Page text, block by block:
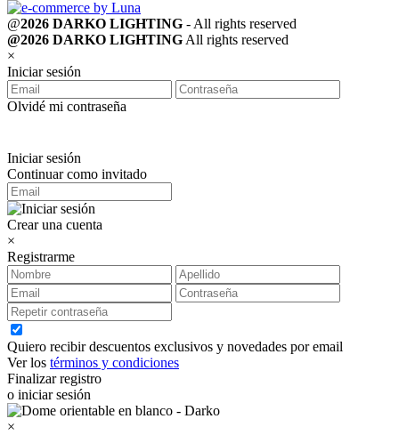
@2026 DARKO LIGHTING - All rights reserved
@2026 DARKO LIGHTINGAll rights reserved
×
Iniciar sesión
Olvidé mi contraseña
Iniciar sesión
Continuar como invitado
Crear una cuenta
×
Registrarme
Quiero recibir descuentos exclusivos y novedades por email
Ver los términos y condiciones
Finalizar registro
o iniciar sesión
×